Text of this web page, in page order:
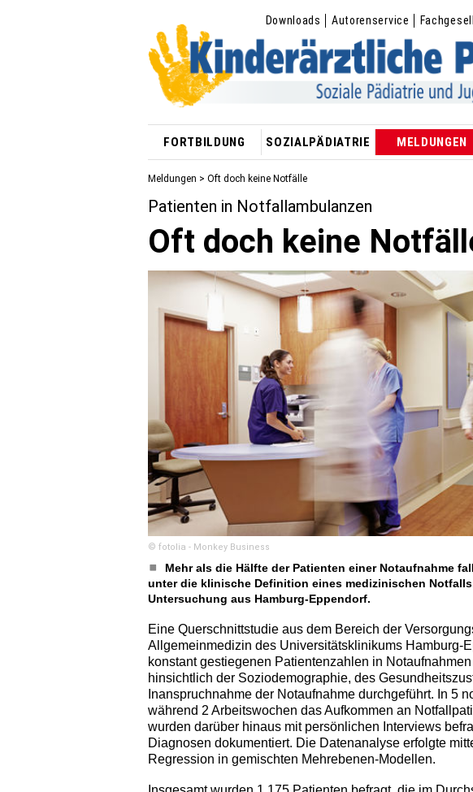
Downloads Autorenservice
FORTBILDUNG SOZIALPÄDIATRIE MELDUNGEN
Meldungen > Oft doch keine Notfälle
Patienten in Notfallambulanzen
Oft doch keine
© fotolia - Monkey Business
Mehr als die Hälfte der Patienten einer Notaufnahme
unter die klinische Definition eines medizinischen
Untersuchung aus Hamburg-Eppendorf.
Eine Querschnittstudie aus dem Bereich der
Allgemeinmedizin des Universitätsklinikums Hamburg-
konstant gestiegenen Patientenzahlen in
hinsichtlich der Soziodemographie, des
Inanspruchnahme der Notaufnahme durchgeführt. In 5
während 2 Arbeitswochen das Aufkommen an
wurden darüber hinaus mit persönlichen Interviews
Diagnosen dokumentiert. Die Datenanalyse erfolgte
Regression in gemischten Mehrebenen-Modellen.